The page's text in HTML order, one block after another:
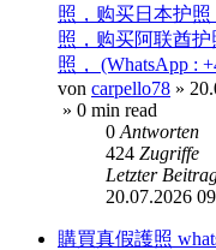
照，购买日本护
照，购买阿联酋
照， (WhatsApp :
von carpello78 »
» 0 min read
0 Antworten
424 Zugriffe
Letzter
20.07.2026
購買真假護照